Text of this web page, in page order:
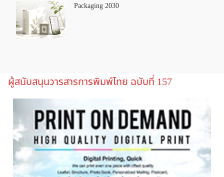
Packaging 2030
ผู้สนับสนุนวารสารการพิมพ์ไทย ฉบับที่ 157